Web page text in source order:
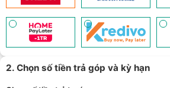
2. Chọn số tiền trả góp và kỳ hạn